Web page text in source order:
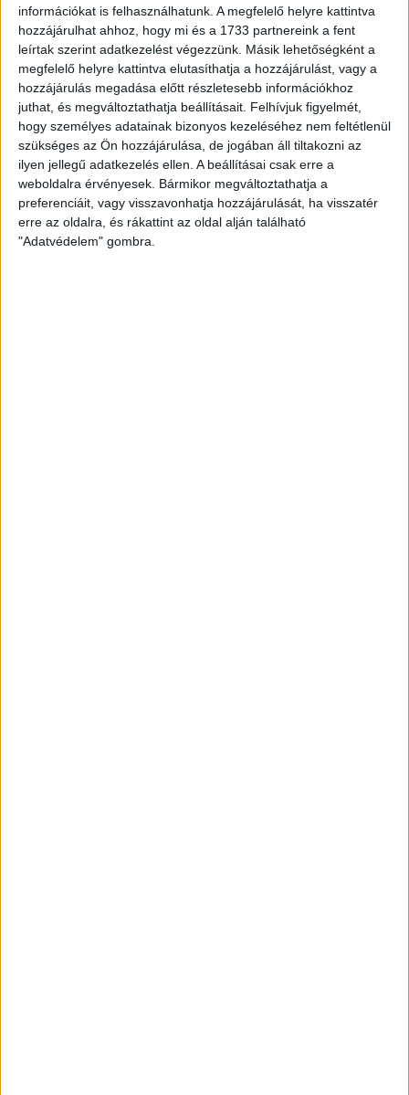
információkat is felhasználhatunk. A megfelelő helyre kattintva
hozzájárulhat ahhoz, hogy mi és a 1733 partnereink a fent
leírtak szerint adatkezelést végezzünk. Másik lehetőségként a
megfelelő helyre kattintva elutasíthatja a hozzájárulást, vagy a
hozzájárulás megadása előtt részletesebb információkhoz
juthat, és megváltoztathatja beállításait. Felhívjuk figyelmét,
hogy személyes adatainak bizonyos kezeléséhez nem feltétlenül
szükséges az Ön hozzájárulása, de jogában áll tiltakozni az
ilyen jellegű adatkezelés ellen. A beállításai csak erre a
weboldalra érvényesek. Bármikor megváltoztathatja a
preferenciáit, vagy visszavonhatja hozzájárulását, ha visszatér
erre az oldalra, és rákattint az oldal alján található
"Adatvédelem" gombra.
Eladó Családi ház (#183125)
Székesfehérvár
111 500 000 Ft
114 m2 szobák: 4 „A+“
Fix 3%
Kizárólag nálunk